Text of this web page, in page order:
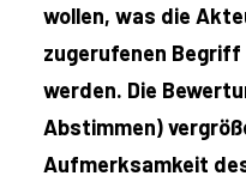
wollen, was die
zugerufenen Begriff
werden. Die
Abstimmen)
Aufmerksamkeit